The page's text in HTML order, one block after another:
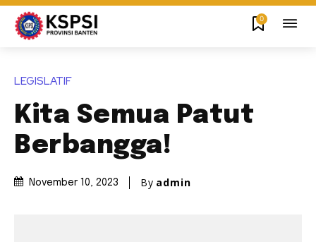
0
LEGISLATIF
Kita Semua Patut
Berbangga!
November 10, 2023 By admin